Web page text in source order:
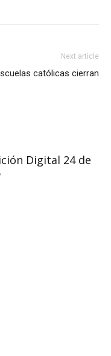
Next article
católicas cierran